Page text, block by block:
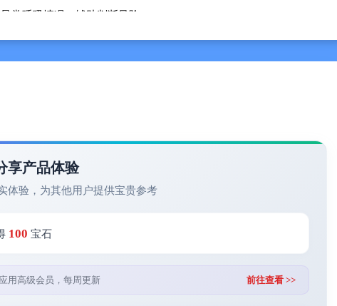
常呼吸情况，辅助判断风险
、海浪白噪音、森林白噪音、风声白噪音
声、咖啡厅、夜晚城市、宇宙环境音
敲、触发音，帮助快速入睡
适合长期失眠人群
与压力问题
享产品体验
体验，为其他用户提供宝贵参考
100 宝石
用高级会员，每周更新 前往查看 >>